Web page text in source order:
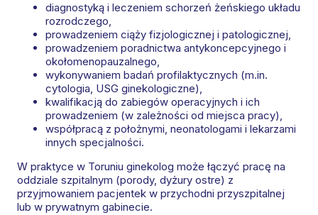
diagnostyką i leczeniem schorzeń żeńskiego układu
rozrodczego,
prowadzeniem ciąży fizjologicznej i patologicznej,
prowadzeniem poradnictwa antykoncepcyjnego i
okołomenopauzalnego,
wykonywaniem badań profilaktycznych (m.in.
cytologia, USG ginekologiczne),
kwalifikacją do zabiegów operacyjnych i ich
prowadzeniem (w zależności od miejsca pracy),
współpracą z położnymi, neonatologami i lekarzami
innych specjalności.
W praktyce w Toruniu ginekolog może łączyć pracę na
oddziale szpitalnym (porody, dyżury ostre) z
przyjmowaniem pacjentek w przychodni przyszpitalnej
lub w prywatnym gabinecie.